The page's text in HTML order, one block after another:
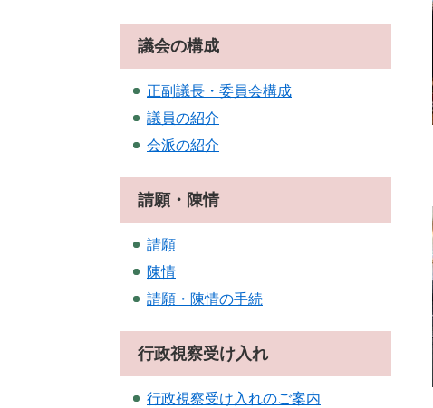
議会の構成
正副議長・委員会構成
議員の紹介
会派の紹介
請願・陳情
請願
陳情
請願・陳情の手続
行政視察受け入れ
行政視察受け入れのご案内